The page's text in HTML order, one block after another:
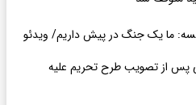
ما یک جنگ در پیش داریم/ ویدئو
پس از تصویب طرح تحریم علیه